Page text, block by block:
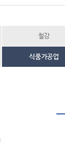
철강
식품가공업